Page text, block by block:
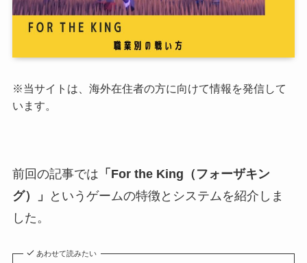
※当サイトは、海外在住者の方に向けて情報を発信して
います。
前回の記事では 「For the King（フォーザキン
グ）」
というゲームの特徴とシステムを紹介しま
した。
あわせて読みたい